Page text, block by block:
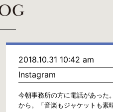
2018.10.31 10:42 am
Instagram
今朝事務所の方に電話があっ
から。「音楽もジャケットも素